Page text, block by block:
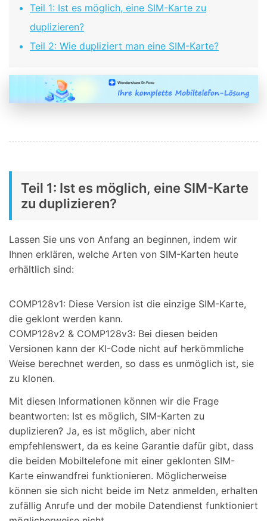
Teil 1: Ist es möglich, eine SIM-Karte zu
duplizieren?
Teil 2: Wie dupliziert man eine SIM-Karte?
Teil 1: Ist es möglich, eine SIM-Karte
zu duplizieren?
Lassen Sie uns von Anfang an beginnen, indem wir
Ihnen erklären, welche Arten von SIM-Karten heute
erhältlich sind:
COMP128v1: Diese Version ist die einzige SIM-Karte,
die geklont werden kann.
COMP128v2 & COMP128v3: Bei diesen beiden
Versionen kann der KI-Code nicht auf herkömmliche
Weise berechnet werden, so dass es unmöglich ist, sie
zu klonen.
Mit diesen Informationen können wir die Frage
beantworten: Ist es möglich, SIM-Karten zu
duplizieren? Ja, es ist möglich, aber nicht
empfehlenswert, da es keine Garantie dafür gibt, dass
die beiden Mobiltelefone mit einer geklonten SIM-
Karte einwandfrei funktionieren. Möglicherweise
können sie sich nicht beide im Netz anmelden, erhalten
zufällig Anrufe und der mobile Datendienst funktioniert